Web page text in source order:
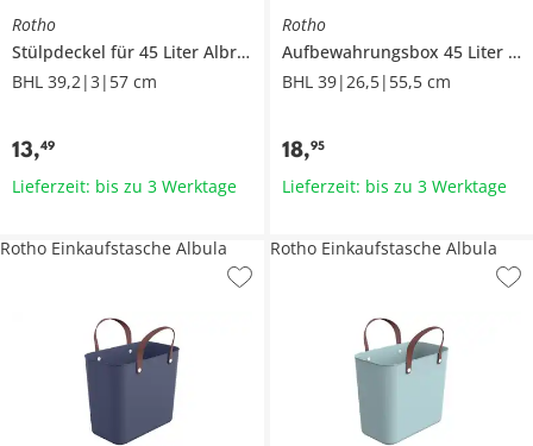
Rotho
Stülpdeckel für 45 Liter Albris Box
Albris
BHL 39,2|3|57 cm
13,49
Lieferzeit: bis zu 3 Werktage
Rotho
Aufbewahrungsbox 45 Liter
BHL 39|26,5|55,5 cm
18,95
Lieferzeit: bis zu 3 Werktage
Rotho Einkaufstasche Albula Rotho Einkaufstasche Albula